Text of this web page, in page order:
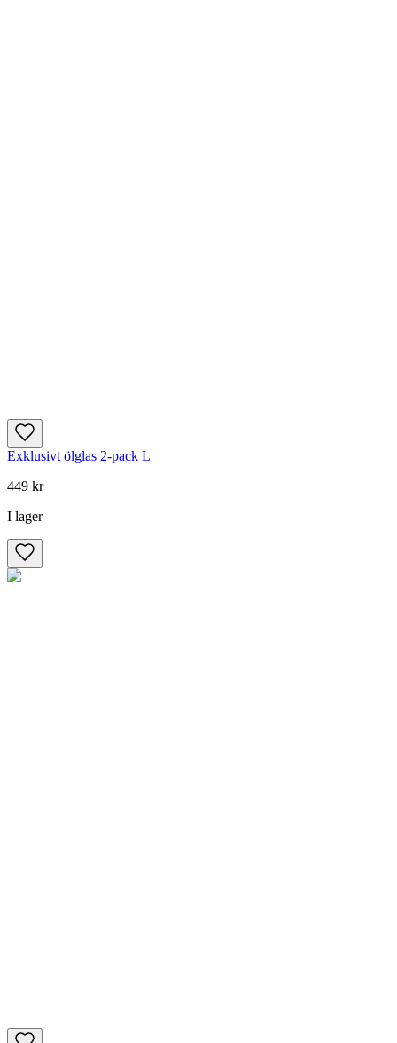
Exklusivt ölglas 2-pack L
449 kr
I lager